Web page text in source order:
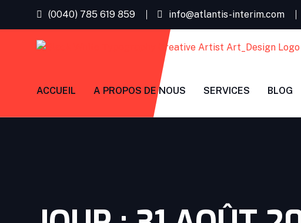
(0040) 785 619 859 info@atlantis-interim.com
ACCUEIL A PROPOS DE NOUS SERVICES BLOG